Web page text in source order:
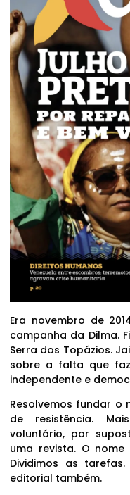
Era novembro de
campanha da Dilma.
Serra dos Topázios.
sobre a falta que
independente e
Resolvemos fundar o
de resistência.
voluntário, por
uma revista. O
Dividimos as
editorial também.